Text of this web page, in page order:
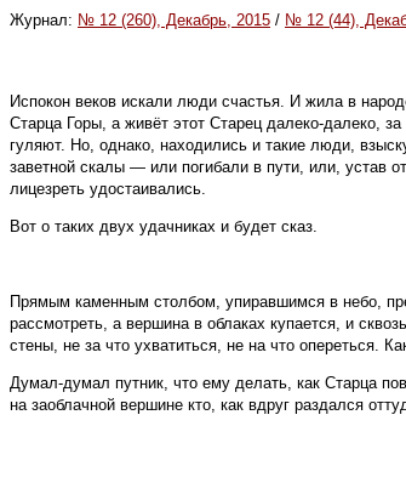
Журнал: № 12 (260), Декабрь, 2015 / № 12 (44),
Испокон веков искали люди счастья. И жила в
Старца Горы, а живёт этот Старец далеко-далеко,
гуляют. Но, однако, находились и такие люди,
заветной скалы — или погибали в пути, или, устав
лицезреть удостаивались.
Вот о таких двух удачниках и будет сказ.
Прямым каменным столбом, упиравшимся в небо,
рассмотреть, а вершина в облаках купается, и
стены, не за что ухватиться, не на что опереться.
Думал-думал путник, что ему делать, как Старца
на заоблачной вершине кто, как вдруг раздался